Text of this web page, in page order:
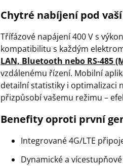
Chytré nabíjení pod
Třífázové napájení 400 V s
kompatibilitu s každým
LAN, Bluetooth nebo RS-485
vzdálenému řízení. Mobilní
detailní statistiky i optimalizaci
přizpůsobí vašemu režimu –
Benefity oproti první
Integrované 4G/LTE
Dynamické a